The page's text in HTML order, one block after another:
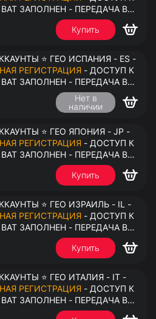
ЗАПОЛНЕН - ПЕРЕДАЧА В
Купить
⭐ ГЕО ИСПАНИЯ - ES -
РЕГИСТРАЦИЯ - ДОСТУП К
ЗАПОЛНЕН - ПЕРЕДАЧА В
Нет в
наличии
⭐ ГЕО ЯПОНИЯ - JP -
РЕГИСТРАЦИЯ - ДОСТУП К
ЗАПОЛНЕН - ПЕРЕДАЧА В
Купить
⭐ ГЕО ИЗРАИЛЬ - IL -
РЕГИСТРАЦИЯ - ДОСТУП К
ЗАПОЛНЕН - ПЕРЕДАЧА В
Купить
⭐ ГЕО ИТАЛИЯ - IT -
РЕГИСТРАЦИЯ - ДОСТУП К
ЗАПОЛНЕН - ПЕРЕДАЧА В